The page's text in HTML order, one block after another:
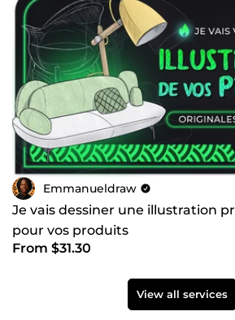
Emmanueldraw
Je vais dessiner une illustration
pour vos produits
From $31.30
View all services